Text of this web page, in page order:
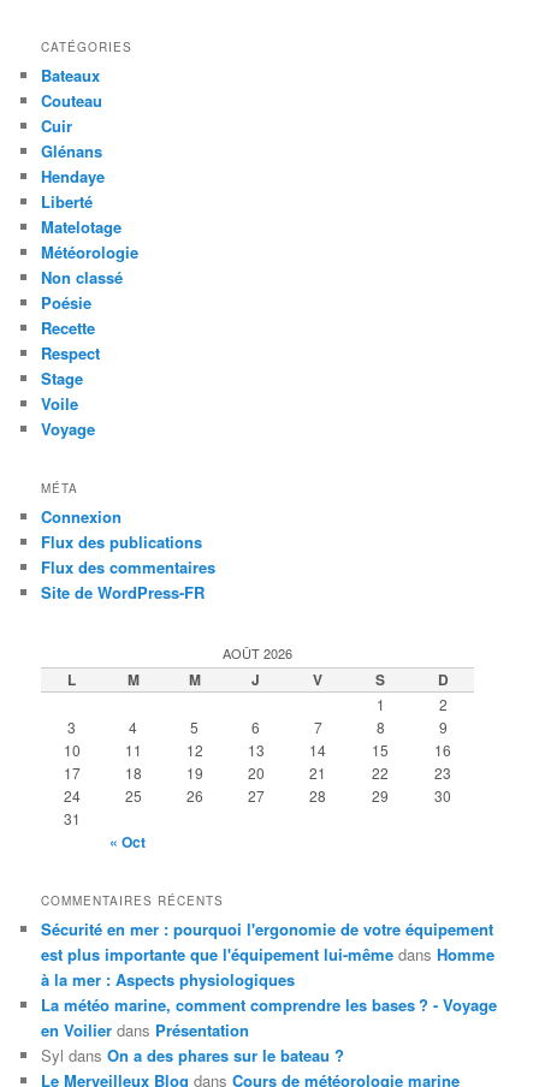
CATÉGORIES
Bateaux
Couteau
Cuir
Glénans
Hendaye
Liberté
Matelotage
Météorologie
Non classé
Poésie
Recette
Respect
Stage
Voile
Voyage
MÉTA
Connexion
Flux des publications
Flux des commentaires
Site de WordPress-FR
AOÛT 2026
L M M J V S D
1
2
3
4 5 6 7 8
9
10
11 12 13 14 15
16
17
18 19 20 21 22
23
24
25 26 27 28 29
30
31
« Oct
COMMENTAIRES RÉCENTS
Sécurité en mer : pourquoi l'ergonomie de votre équipement
est plus importante que l'équipement lui-même dansHomme
à la mer : Aspects physiologiques
La météo marine, comment comprendre les bases ? - Voyage
en Voilier dans Présentation
Syl dansOn a des phares sur le bateau ?
Le Merveilleux Blog dansCours de météorologie marine